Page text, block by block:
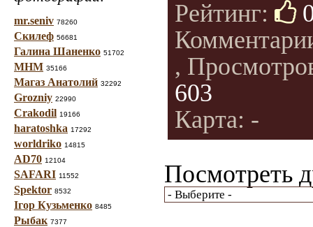
mr.seniv 78260
Скилеф 56681
Галина Шаненко 51702
МНМ 35166
Магаз Анатолий 32292
Grozniy 22990
Crakodil 19166
haratoshka 17292
worldriko 14815
AD70 12104
SAFARI 11552
Spektor 8532
Ігор Кузьменко 8485
Рыбак 7377
Рейтинг:
,
603
Карта: -
Посмотреть